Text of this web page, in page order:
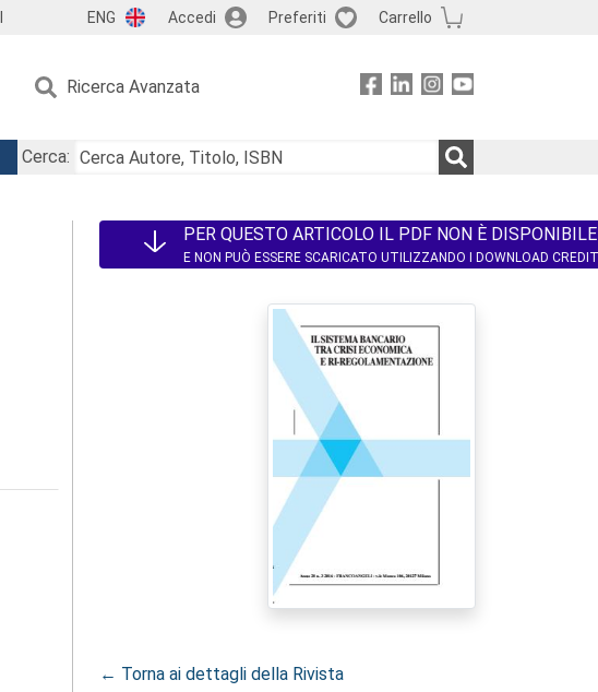
ENG Accedi Preferiti Carrello
Ricerca Avanzata
Cerca:
PER QUESTO ARTICOLO IL PDF NON È DISPONIBILE
E NON PUÒ ESSERE SCARICATO UTILIZZANDO I DOWNLOAD CREDIT
← Torna ai dettagli della Rivista